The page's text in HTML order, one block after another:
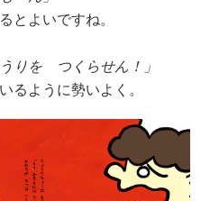
とよいですね。
りを つくらせん！」
るように勢いよく。